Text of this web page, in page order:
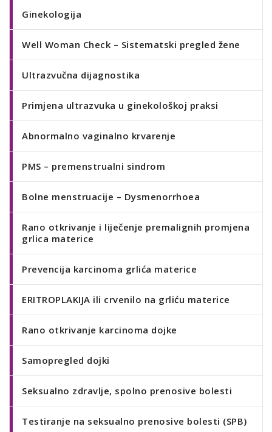
Ginekologija
Well Woman Check – Sistematski pregled žene
Ultrazvučna dijagnostika
Primjena ultrazvuka u ginekološkoj praksi
Abnormalno vaginalno krvarenje
PMS – premenstrualni sindrom
Bolne menstruacije – Dysmenorrhoea
Rano otkrivanje i liječenje premalignih promjena
grlica materice
Prevencija karcinoma grlića materice
ERITROPLAKIJA ili crvenilo na grliću materice
Rano otkrivanje karcinoma dojke
Samopregled dojki
Seksualno zdravlje, spolno prenosive bolesti
Testiranje na seksualno prenosive bolesti (SPB)